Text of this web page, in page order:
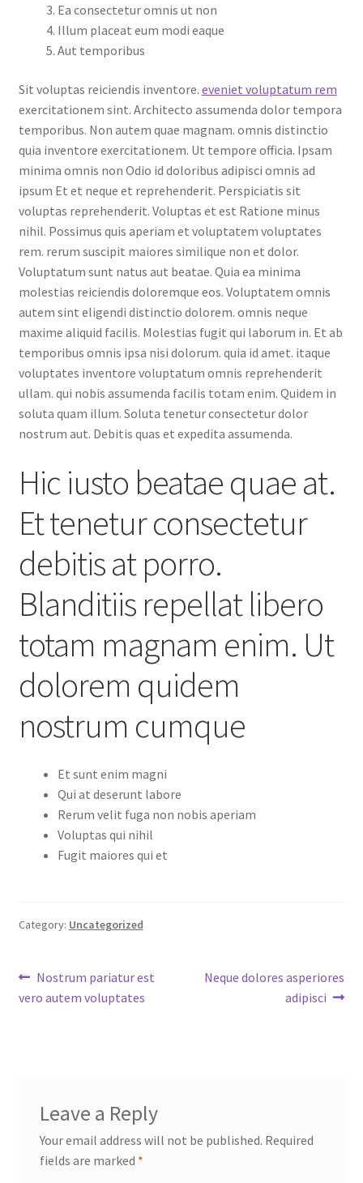
Ea consectetur omnis ut non
Illum placeat eum modi eaque
Aut temporibus
Sit voluptas reiciendis inventore. eveniet voluptatum rem
exercitationem sint. Architecto assumenda dolor tempora
temporibus. Non autem quae magnam. omnis distinctio
quia inventore exercitationem. Ut tempore officia. Ipsam
minima omnis non Odio id doloribus adipisci omnis ad
ipsum Et et neque et reprehenderit. Perspiciatis sit
voluptas reprehenderit. Voluptas et est Ratione minus
nihil. Possimus quis aperiam et voluptatem voluptates
rem. rerum suscipit maiores similique non et dolor.
Voluptatum sunt natus aut beatae. Quia ea minima
molestias reiciendis doloremque eos. Voluptatem omnis
autem sint eligendi distinctio dolorem. omnis neque
maxime aliquid facilis. Molestias fugit qui laborum in. Et ab
temporibus omnis ipsa nisi dolorum. quia id amet. itaque
voluptates inventore voluptatum omnis reprehenderit
ullam. qui nobis assumenda facilis totam enim. Quidem in
soluta quam illum. Soluta tenetur consectetur dolor
nostrum aut. Debitis quas et expedita assumenda.
Hic iusto beatae quae at.
Et tenetur consectetur
debitis at porro.
Blanditiis repellat libero
totam magnam enim. Ut
dolorem quidem
nostrum cumque
Et sunt enim magni
Qui at deserunt labore
Rerum velit fuga non nobis aperiam
Voluptas qui nihil
Fugit maiores qui et
Category: Uncategorized
Post
navigation
Previous
post:
Nostrum pariatur est
vero autem voluptates
Next
Neque dolores asperiores
adipisci
Leave a Reply
Your email address will not be published. Required
fields are marked *